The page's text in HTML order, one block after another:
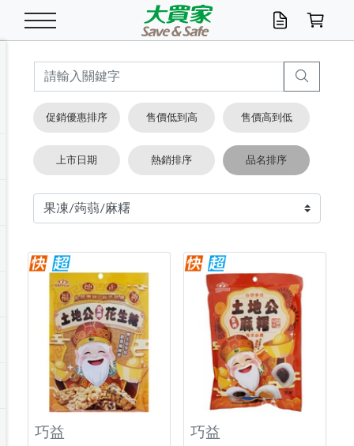
米/五穀/濃湯 米/糙米
五穀/南北貨
湯類/湯塊
油/調味料
食用油
醬油.油膏.蠔油
泡麵 / 麵條
包麵
碗麵/義大利麵
麵條/快煮麵/米粉
魚罐
醬菜/玉米罐
點心罐
休閒零嘴 初一十五拜拜懶
零嘴
堅果/海苔
美味餅乾
餅乾
糕餅/點心
糖果/巧克力
糖果/蜜餞/果凍
巧克力
茶飲料
果汁咖啡
碳酸/礦泉水
機能飲料
箱購飲料
養生保健/常備品 雞精/飲品
機能保健
▶保健品牌推薦
奶粉/穀麥片
奶粉
麥片/玉米片
沖調穀粉/隨手包
特色茶品
綠茶
紅茶
奶茶/花草茶
黑糖桂圓/蜂蜜醋
即溶咖啡
咖啡豆/粉/濾掛
可可/糖/奶精
沐浴乳香皂 沐浴乳
香皂/洗手乳
美髮造型
洗髮/護髮
造型髮品
口腔清潔
牙 刷
牙膏/漱口水
潔顏產品
卸妝/粉刺調理
開架/身體保養
臉部保養
面/眼膜
鍋具/飲水/廚房 鍋具/餐具
保鮮/微波
掃除用具/照明/五金
掃除/清潔用具
洗衣/曬衣用具
電池/延長線
修繕/五金/祭祀
傢飾/收納/衛浴
寢具/家具
收納用品
衛浴/毛巾
寵物食品
寵物清潔/百貨
衛生紙/濕巾 抽取衛生紙/濕巾
廚房紙巾/平版/
箱購免運區
衣物清潔
洗衣精
洗衣粉/皂
漂白水/柔軟精
居家清潔
廚房/餐具清潔
浴廁/水管清潔
居家清潔/除濕芳
衛生棉
成人/嬰兒紙尿褲
箱購免運區
嬰兒尿布
成人紙尿褲
廚房家電 料理鍋具
烤箱/微波/電磁爐
快煮壺/烘碗機
季節家電
除濕/清淨機
風扇/防蚊家電
生活家電
除塵家電
美容家電
電腦周邊
數位週邊
手機/平板周邊
文具/辦公用品 文具用品
辦公文具/收納
玩具/擺設小物
汽機車百貨
機車/腳踏車百貨
汽車百貨
休閒/運動
戶外/休閒用品
健身/按摩/瑜珈
測量/護具/其他
服飾內著
配件
男/女/機能包
冷凍免運 生鮮食品
調理食品
箱購免運
食品免運
清潔用品免運
居家/汽百用品
主題專區
季節活動
店長推薦
這夏不怕熱
促銷優惠排序 售價低到高 售價高到低
上市日期 熱銷排序 品名排序
巧益 巧益